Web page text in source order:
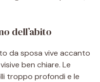
dell’abito
da sposa vive accanto
ben chiare. Le
troppo profondi e le